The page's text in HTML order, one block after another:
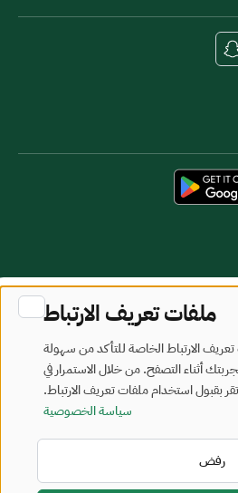
والإسكان
ملفات تعريف الارتباط
الارتباط الخاصة للتأكد من سهولة
أثناء التصفح. من خلال الاستمرار في
بقبول استخدام ملفات تعريف الارتباط.
سياسة الخصوصية
رفض